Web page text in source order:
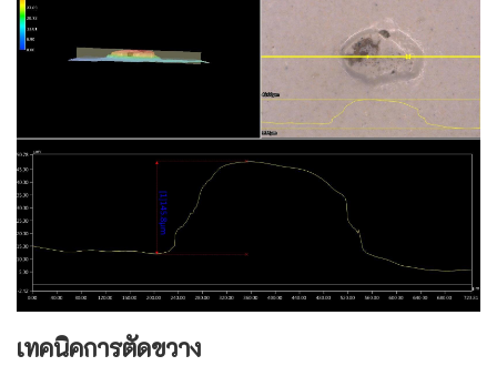
เทคนิคการตัดขวาง